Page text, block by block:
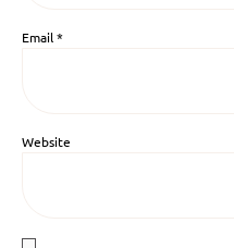
Email*
Website